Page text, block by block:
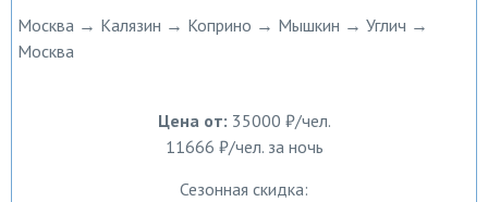
Москва → Калязин → Коприно → Мышкин → Углич →
Москва
Цена от: 35000 ₽/чел.
11666 ₽/чел. за ночь
Сезонная скидка: